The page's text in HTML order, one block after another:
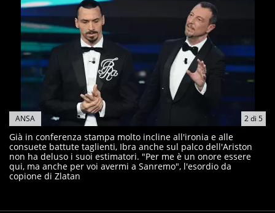
2di 5
ANSA
Già in conferenza stampa molto incline all'ironia e alle
consuete battute taglienti, Ibra anche sul palco dell'Ariston
non ha deluso i suoi estimatori. "Per me è un onore essere
qui, ma anche per voi avermi a Sanremo", l'esordio da
copione di Zlatan